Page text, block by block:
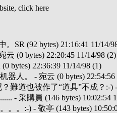
click here
SR (92 bytes) 21:16:41 11/14/
(0 bytes) 22:20:45 11/14/98 (2)
bytes) 22:36:39 11/14/98 (1)
人。 - 宛云 (0 bytes) 22:54:56
難道也被作了“道具”不成？:-) -
- 采購員 (146 bytes) 10:02:54
。:-) - 敬亭 (143 bytes)